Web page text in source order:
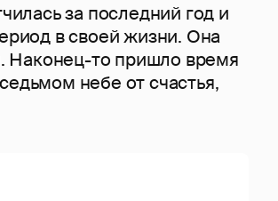
за последний год и
в своей жизни. Она
Наконец-то пришло время
небе от счастья,